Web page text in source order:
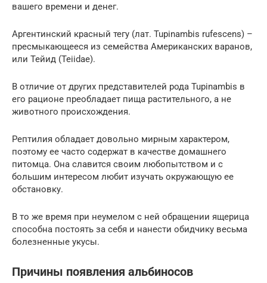
вашего времени и денег.
Аргентинский красный тегу (лат. Tupinambis rufescens) –
пресмыкающееся из семейства Американских варанов,
или Тейид (Teiidae).
В отличие от других представителей рода Tupinambis в
его рационе преобладает пища растительного, а не
животного происхождения.
Рептилия обладает довольно мирным характером,
поэтому ее часто содержат в качестве домашнего
питомца. Она славится своим любопытством и с
большим интересом любит изучать окружающую ее
обстановку.
В то же время при неумелом с ней обращении ящерица
способна постоять за себя и нанести обидчику весьма
болезненные укусы.
Причины появления альбиносов